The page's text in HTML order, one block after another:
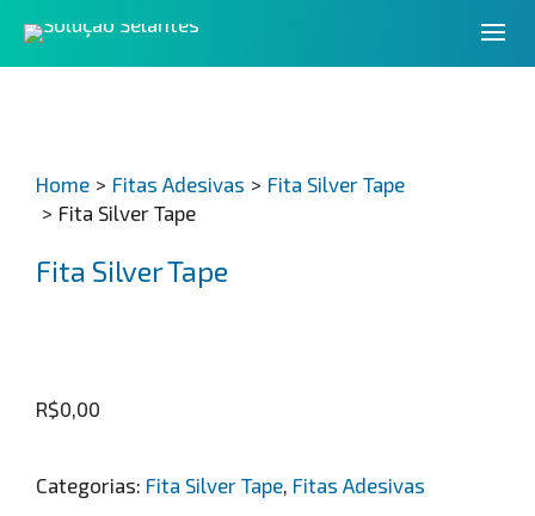
Home > Fitas Adesivas > Fita Silver Tape
> Fita Silver Tape
Fita Silver Tape
R$0,00
Categorias: Fita Silver Tape, Fitas Adesivas